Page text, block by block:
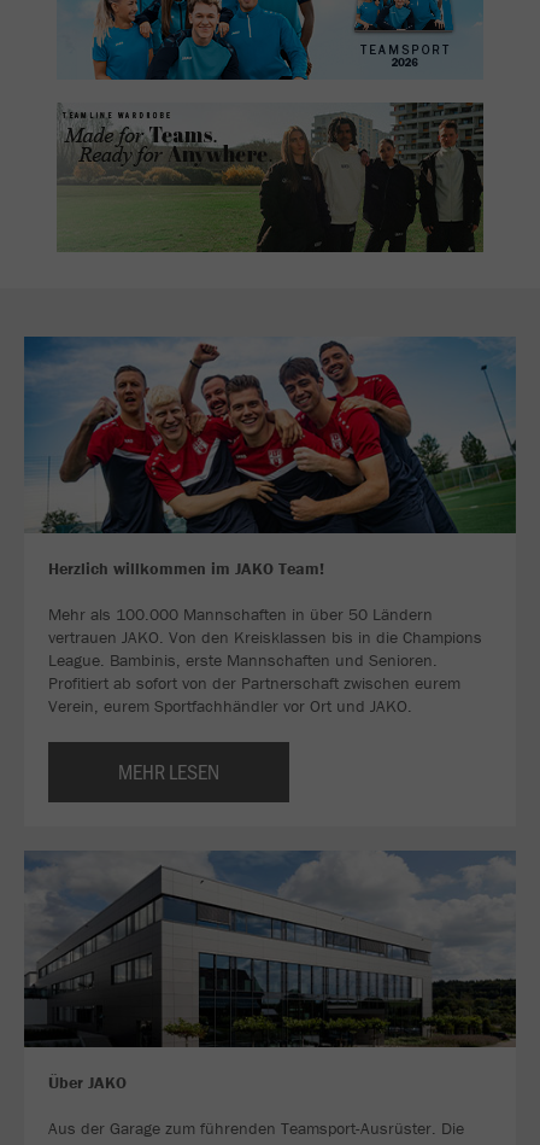
Herzlich willkommen im JAKO Team!
Mehr als 100.000 Mannschaften in über 50 Ländern
vertrauen JAKO. Von den Kreisklassen bis in die Champions
League. Bambinis, erste Mannschaften und Senioren.
Profitiert ab sofort von der Partnerschaft zwischen eurem
Verein, eurem Sportfachhändler vor Ort und JAKO.
MEHR LESEN
Über JAKO
Aus der Garage zum führenden Teamsport-Ausrüster. Die